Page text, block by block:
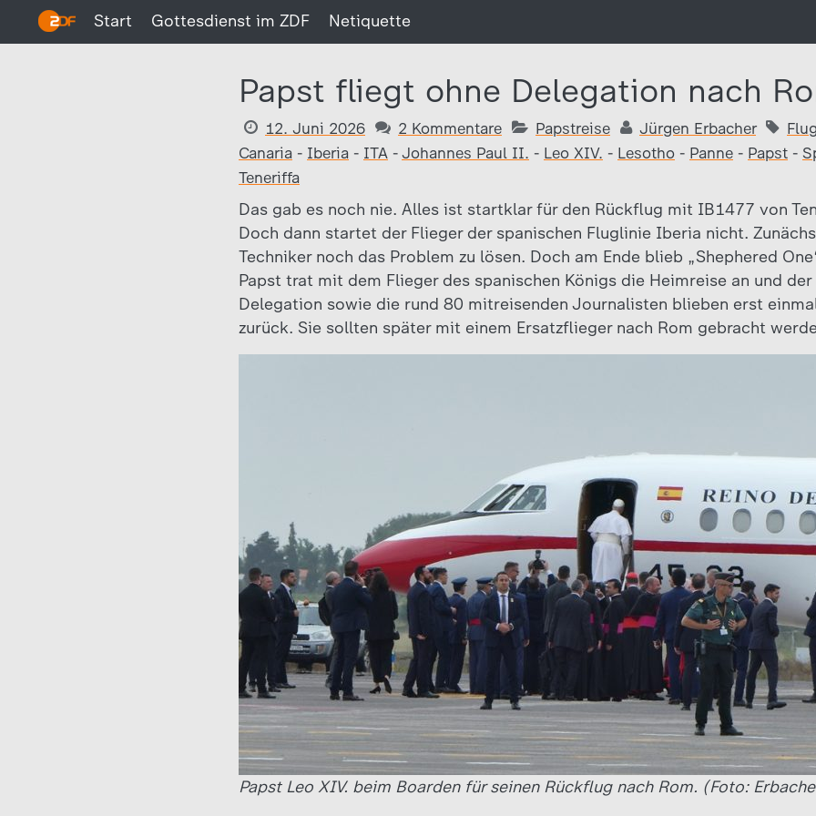
Start Gottesdienst im ZDF Netiquette
Papst fliegt ohne Delegation nach
12. Juni 2026 2 Kommentare Papstreise Jürgen Erbacher
Canaria - Iberia - ITA - Johannes Paul II. - Leo XIV. - Lesotho - Panne - Papst -
Teneriffa
Das gab es noch nie. Alles ist startklar für den Rückflug mit IB1477 von
Doch dann startet der Flieger der spanischen Fluglinie Iberia nicht.
Techniker noch das Problem zu lösen. Doch am Ende blieb „Shephered
Papst trat mit dem Flieger des spanischen Königs die Heimreise an und
Delegation sowie die rund 80 mitreisenden Journalisten blieben erst
zurück. Sie sollten später mit einem Ersatzflieger nach Rom gebracht
Papst Leo XIV. beim Boarden für seinen Rückflug nach Rom. (Foto: